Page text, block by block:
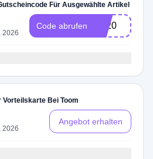
Für Ausgewählte Artikel
2026
Code abrufen LE20
Vorteilskarte Bei Toom
2026
Angebot erhalten